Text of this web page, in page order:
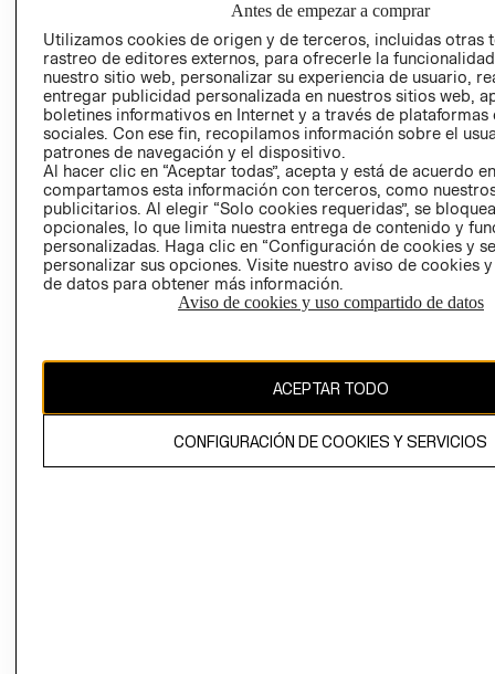
PRENSA
RELACIÓN CON
INVERSIONISTAS
POLÍTICA
EMPRESARIAL
- RETIRO EN
TIENDA
TÉRMINOS Y
CONDICIONES
PRIVACIDAD
GIFT CARD
AVISO DE
COOKIES
Uruguay ($U)
Antes de empezar a comprar
Utilizamos cookies de origen y de terceros, incluidas otras
rastreo de editores externos, para ofrecerle la
nuestro sitio web, personalizar su experiencia de usuario,
entregar publicidad personalizada en nuestros sitios web,
boletines informativos en Internet y a través de plataformas
sociales. Con ese fin, recopilamos información sobre el
patrones de navegación y el dispositivo.
Al hacer clic en “Aceptar todas”, acepta y está de acuerdo
compartamos esta información con terceros, como
publicitarios. Al elegir “Solo cookies requeridas”, se
opcionales, lo que limita nuestra entrega de contenido y
personalizadas. Haga clic en “Configuración de cookies y
personalizar sus opciones. Visite nuestro aviso de cookies
de datos para obtener más información.
Aviso de cookies y uso compartido de datos
ACEPTAR TODO
CONFIGURACIÓN DE COOKIES Y SERVICIOS